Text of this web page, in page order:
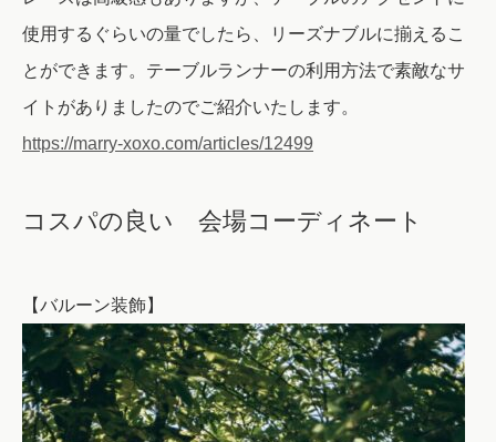
使用するぐらいの量でしたら、リーズナブルに揃えるこ
とができます。テーブルランナーの利用方法で素敵なサ
イトがありましたのでご紹介いたします。
https://marry-xoxo.com/articles/12499
コスパの良い 会場コーディネート
【バルーン装飾】